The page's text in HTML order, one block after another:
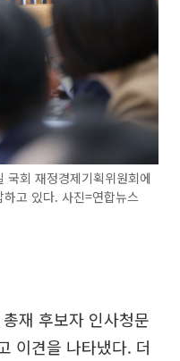
회 재정경제기획위원회에
고 있다. 사진=연합뉴스
재 후보자 인사청문
이견을 나타냈다. 더